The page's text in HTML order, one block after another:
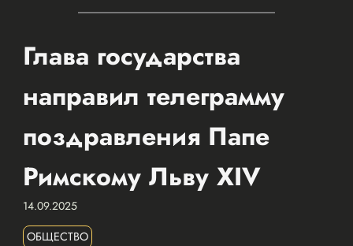
Глава государства
направил телеграмму
поздравления Папе
Римскому Льву XIV
14.09.2025
ОБЩЕСТВО